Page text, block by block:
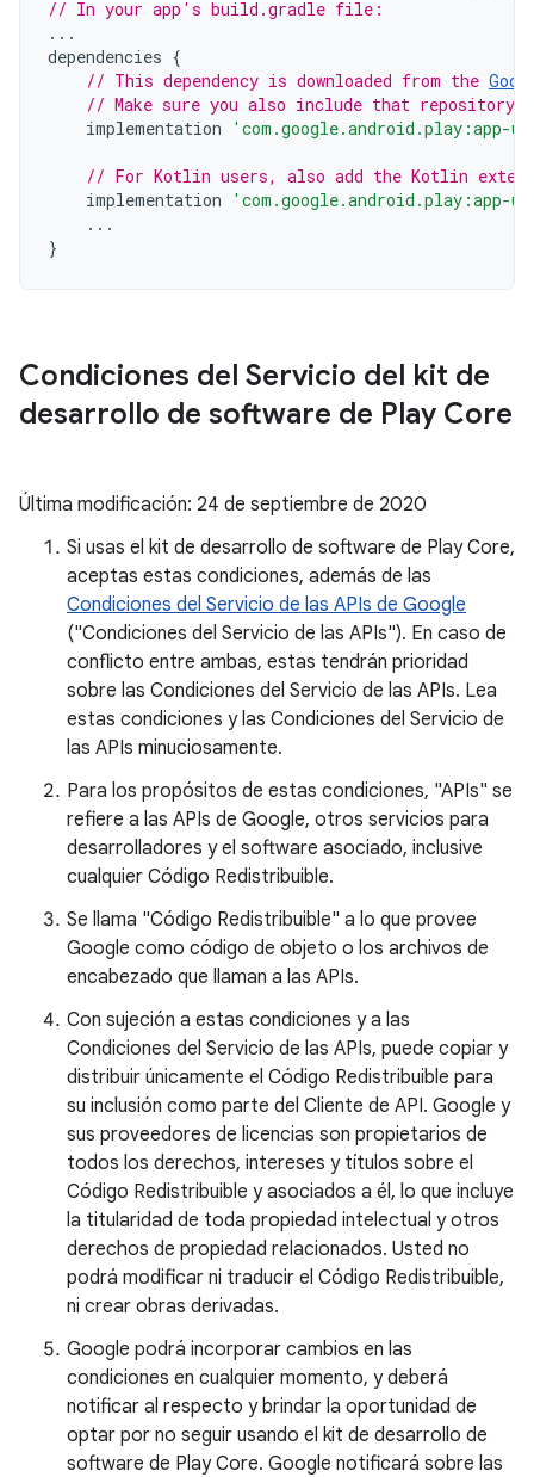
// In your app's build.gradle file:
...
dependencies {
// This dependency is downloaded from the
// Make sure you also include that
implementation
'com.google.android.play:app-
// For Kotlin users, also add the Kotlin
implementation
'com.google.android.play:app-
...
}
Condiciones del Servicio del kit de
desarrollo de software de Play Core
Última modificación: 24 de septiembre de 2020
Si usas el kit de desarrollo de software de Play Core,
aceptas estas condiciones, además de las
Condiciones del Servicio de las APIs de Google
("Condiciones del Servicio de las APIs"). En caso de
conflicto entre ambas, estas tendrán prioridad
sobre las Condiciones del Servicio de las APIs. Lea
estas condiciones y las Condiciones del Servicio de
las APIs minuciosamente.
Para los propósitos de estas condiciones, "APIs" se
refiere a las APIs de Google, otros servicios para
desarrolladores y el software asociado, inclusive
cualquier Código Redistribuible.
Se llama "Código Redistribuible" a lo que provee
Google como código de objeto o los archivos de
encabezado que llaman a las APIs.
Con sujeción a estas condiciones y a las
Condiciones del Servicio de las APIs, puede copiar y
distribuir únicamente el Código Redistribuible para
su inclusión como parte del Cliente de API. Google y
sus proveedores de licencias son propietarios de
todos los derechos, intereses y títulos sobre el
Código Redistribuible y asociados a él, lo que incluye
la titularidad de toda propiedad intelectual y otros
derechos de propiedad relacionados. Usted no
podrá modificar ni traducir el Código Redistribuible,
ni crear obras derivadas.
Google podrá incorporar cambios en las
condiciones en cualquier momento, y deberá
notificar al respecto y brindar la oportunidad de
optar por no seguir usando el kit de desarrollo de
software de Play Core. Google notificará sobre las